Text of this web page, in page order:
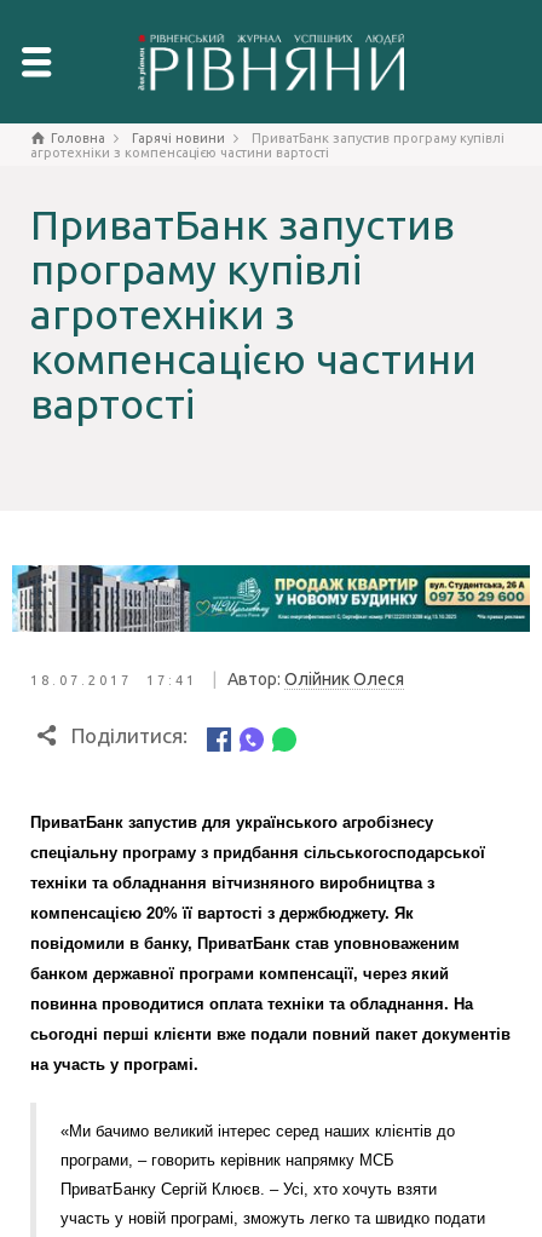
Головна Гарячі новини
ПриватБанк запустив програму купівлі
агротехніки з компенсацією частини вартості
ПриватБанк запустив
програму купівлі
агротехніки з
компенсацією частини
вартості
18.07.2017 17:41 Автор: Олійник Олеся
Поділитися:
ПриватБанк запустив для українського агробізнесу
спеціальну програму з придбання сільськогосподарської
техніки та обладнання вітчизняного виробництва з
компенсацією 20% її вартості з держбюджету. Як
повідомили в банку, ПриватБанк став уповноваженим
банком державної програми компенсації, через який
повинна проводитися оплата техніки та обладнання. На
сьогодні перші клієнти вже подали повний пакет документів
на участь у програмі.
«Ми бачимо великий інтерес серед наших клієнтів до
програми, – говорить керівник напрямку МСБ
ПриватБанку Сергій Клюєв. – Усі, хто хочуть взяти
участь у новій програмі, зможуть легко та швидко подати